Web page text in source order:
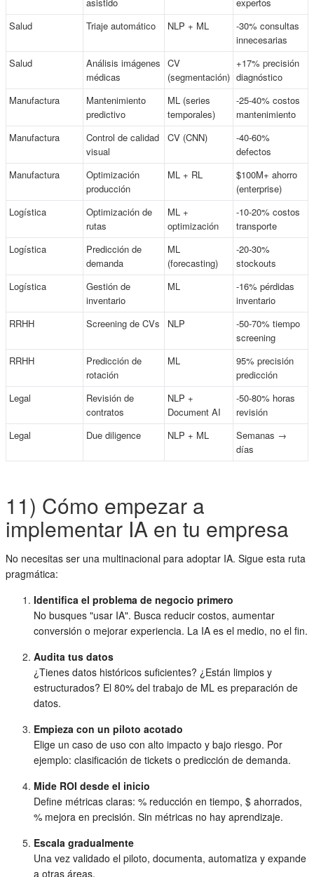
Salud
Triaje automático NLP + ML
-30% consultas
innecesarias
Salud
Análisis imágenes
médicas
CV
(segmentación)
+17% precisión
diagnóstico
Manufactura
Mantenimiento
predictivo
ML (series
temporales)
-25-40% costos
mantenimiento
Manufactura
Control de calidad
visual
CV (CNN)
-40-60%
defectos
Manufactura
Optimización
producción
ML + RL
$100M+ ahorro
(enterprise)
Logística
Optimización de
rutas
ML +
optimización
-10-20% costos
transporte
Logística
Predicción de
demanda
ML
(forecasting)
-20-30%
stockouts
Logística
Gestión de
inventario
ML
-16% pérdidas
inventario
RRHH
Screening de CVs NLP
-50-70% tiempo
screening
RRHH
Predicción de
rotación
ML
95% precisión
predicción
Legal
Revisión de
contratos
NLP +
Document AI
-50-80% horas
revisión
Legal
Due diligence NLP + ML
Semanas →
días
11) Cómo empezar a
implementar IA en tu empresa
No necesitas ser una multinacional para adoptar IA. Sigue esta ruta
pragmática:
Identifica el problema de negocio primero
No busques "usar IA". Busca reducir costos, aumentar
conversión o mejorar experiencia. La IA es el medio, no el fin.
Audita tus datos
¿Tienes datos históricos suficientes? ¿Están limpios y
estructurados? El 80% del trabajo de ML es preparación de
datos.
Empieza con un piloto acotado
Elige un caso de uso con alto impacto y bajo riesgo. Por
ejemplo: clasificación de tickets o predicción de demanda.
Mide ROI desde el inicio
Define métricas claras: % reducción en tiempo, $ ahorrados,
% mejora en precisión. Sin métricas no hay aprendizaje.
Escala gradualmente
Una vez validado el piloto, documenta, automatiza y expande
a otras áreas.